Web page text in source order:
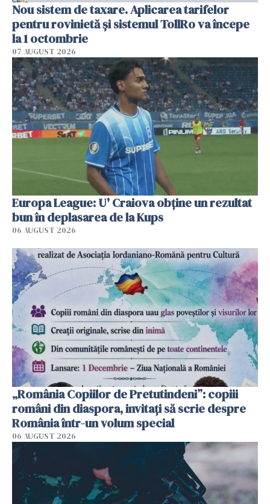
Nou sistem de taxare. Aplicarea tarifelor
pentru rovinietă şi sistemul TollRo va începe
la 1 octombrie
07 AUGUST 2026
Europa League: U' Craiova obține un rezultat
bun în deplasarea de la Kups
06 AUGUST 2026
„România Copiilor de Pretutindeni”: copiii
români din diaspora, invitați să scrie despre
România într-un volum special
06 AUGUST 2026